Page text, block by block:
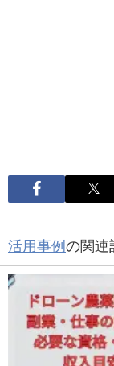
活用事例 の関連